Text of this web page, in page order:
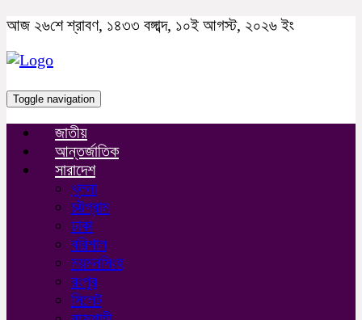
আজ ২৬শে শ্রাবণ, ১৪৩৩ বঙ্গাব্দ, ১০ই আগস্ট, ২০২৬ ইং
Toggle navigation
জাতীয়
আন্তর্জাতিক
সারাদেশ
খুলনা
চট্টগ্রাম
ঢাকা
বরিশাল
ময়মনসিংহ
রংপুর
সিলেট